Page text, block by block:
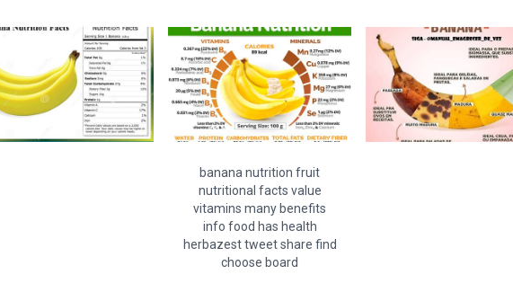
banana nutrition fruit
nutritional facts value
vitamins many benefits
info food has health
herbazest tweet share find
choose board